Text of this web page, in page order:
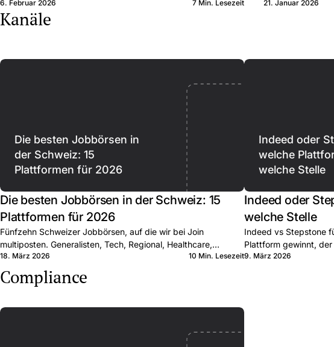
AGG rechtlich teuer werden können.
6. Februar 2026 7 Min. Lesezeit
Gespräch nutzen
21. Januar 2026
Kanäle
Die besten Jobbörsen in
der Schweiz: 15
Plattformen für 2026
Die besten Jobbörsen in der Schweiz: 15
Plattformen für 2026
Fünfzehn Schweizer Jobbörsen, auf die wir bei Join
multiposten. Generalisten, Tech, Regional, Healthcare,
Executive. Was jede kann und wann Sie sie kombinieren.
18. März 2026 10 Min. Lesezeit
Indeed oder
welche
welche Stelle
Indeed oder
welche Stelle
Indeed vs Stepstone
Plattform gewinnt,
Muster bei Join.
9. März 2026
Compliance